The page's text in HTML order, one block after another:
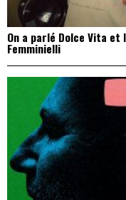
On a parlé Dolce Vita
Femminielli